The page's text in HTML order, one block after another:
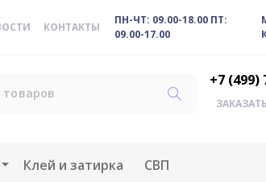
КОНТАКТЫ
ПН-ЧТ: 09.00-18.00 ПТ:
09.00-17.00
+7 (499)
Открыть меню
Клей и затирка СВП